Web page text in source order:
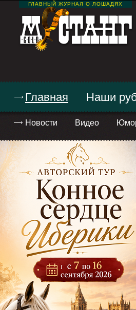
ГЛАВНЫЙ ЖУРНАЛ О ЛОШАДЯХ
Главная
Новости Видео
Наши